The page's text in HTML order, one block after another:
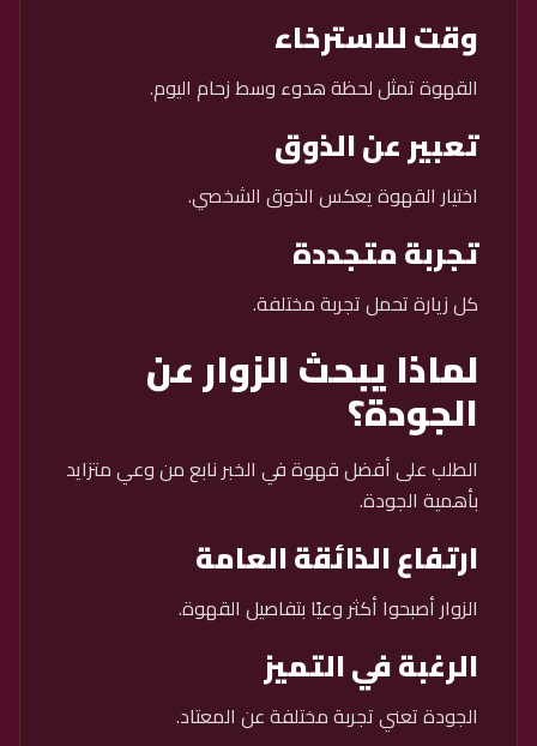
وقت للاسترخاء
القهوة تمثل لحظة هدوء وسط زحام اليوم.
تعبير عن الذوق
اختيار القهوة يعكس الذوق الشخصي.
تجربة متجددة
كل زيارة تحمل تجربة مختلفة.
لماذا يبحث الزوار عن
الجودة؟
الطلب على أفضل قهوة في الخبر نابع من وعي متزايد
بأهمية الجودة.
ارتفاع الذائقة العامة
الزوار أصبحوا أكثر وعيًا بتفاصيل القهوة.
الرغبة في التميز
الجودة تعني تجربة مختلفة عن المعتاد.